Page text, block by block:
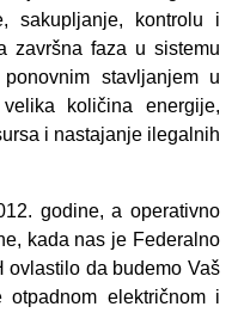
sakupljanje, kontrolu i
završna faza u sistemu
stavljanjem u
količina energije,
i nastajanje ilegalnih
godine, a operativno
kada nas je Federalno
ovlastilo da budemo Vaš
otpadnom električnom i